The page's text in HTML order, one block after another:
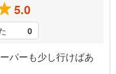
5.0
0
パーも少し行けばあ